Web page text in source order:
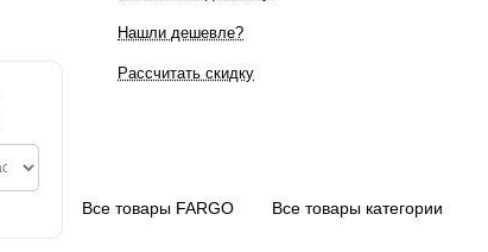
Нашли дешевле?
Рассчитать скидку
Все товары FARGO Все товары категории